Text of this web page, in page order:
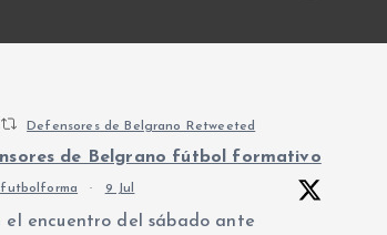
Defensores de Belgrano Retweeted
de Belgrano fútbol formativo
· 9 Jul
el encuentro del sábado ante